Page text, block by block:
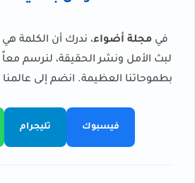
في مجلة أضواء، ندرك أن الكلمة
لبث الأمل ونشر الحقيقة، لنرسم
بطموحاتنا العظيمة. انضم إلى
فيسبوك تليجرام